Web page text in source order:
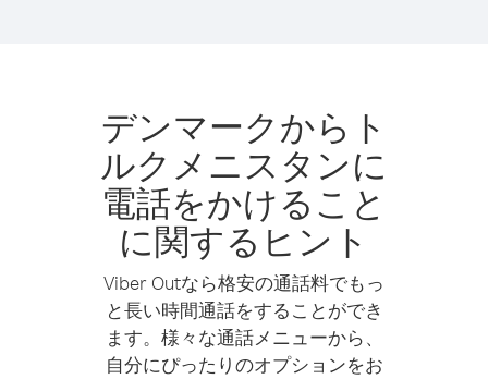
デンマークからト
ルクメニスタンに
電話をかけること
に関するヒント
Viber Outなら格安の通話料でもっ
と長い時間通話をすることができ
ます。様々な通話メニューから、
自分にぴったりのオプションをお